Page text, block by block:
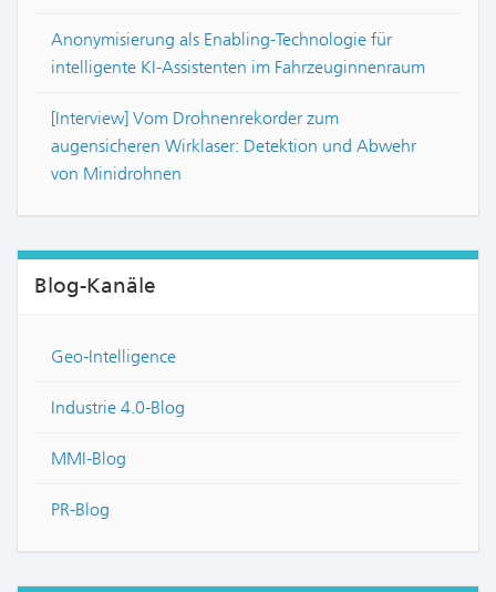
Anonymisierung als Enabling-Technologie für
intelligente KI-Assistenten im Fahrzeuginnenraum
[Interview] Vom Drohnenrekorder zum
augensicheren Wirklaser: Detektion und Abwehr
von Minidrohnen
Blog-Kanäle
Geo-Intelligence
Industrie 4.0-Blog
MMI-Blog
PR-Blog